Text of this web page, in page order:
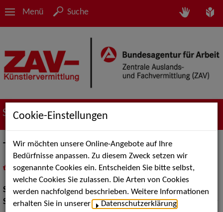
Menü Suche
Suche nach Künstler*innen
Tim Becker
als PDF speichern
inMeine Merklistelegen
Show:Karneval
Show Acts: Figuren und Puppentheater, Bauchredner, Comedy
Cookie-Einstellungen
Wir möchten unsere Online-Angebote auf Ihre
Bedürfnisse anpassen. Zu diesem Zweck setzen wir
sogenannte Cookies ein. Entscheiden Sie bitte selbst,
welche Cookies Sie zulassen. Die Arten von Cookies
werden nachfolgend beschrieben. Weitere Informationen
erhalten Sie in unserer
Datenschutzerklärung